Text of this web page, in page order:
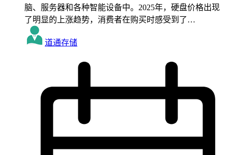
脑、服务器和各种智能设备中。2025年，硬盘价格出现
了明显的上涨趋势，消费者在购买时感受到了…
道通存储